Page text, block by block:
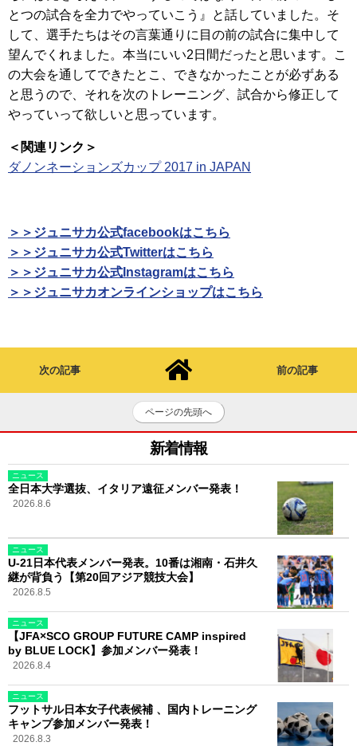
とつの試合を全力でやっていこう』と話していました。そ
して、選手たちはその言葉通りに目の前の試合に集中して
望んでくれました。本当にいい2日間だったと思います。こ
の大会を通してできたとこ、できなかったことが必ずある
と思うので、それを次のトレーニング、試合から修正して
やっていって欲しいと思っています。
＜関連リンク＞
ダノンネーションズカップ 2017 in JAPAN
＞＞ジュニサカ公式facebookはこちら
＞＞ジュニサカ公式Twitterはこちら
＞＞ジュニサカ公式Instagramはこちら
＞＞ジュニサカオンラインショップはこちら
次の記事 前の記事
ページの先頭へ
新着情報
ニュース
全日本大学選抜、イタリア遠征メンバー発表！
2026.8.6
ニュース
U-21日本代表メンバー発表。10番は湘南・石井久
継が背負う【第20回アジア競技大会】
2026.8.5
ニュース
【JFA×SCO GROUP FUTURE CAMP inspired
by BLUE LOCK】参加メンバー発表！
2026.8.4
ニュース
フットサル日本女子代表候補 、国内トレーニング
キャンプ参加メンバー発表！
2026.8.3